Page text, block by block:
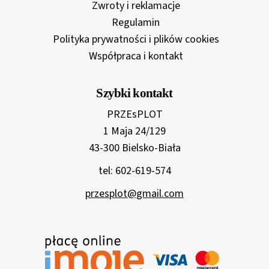
Zwroty i reklamacje
Regulamin
Polityka prywatności i plików cookies
Współpraca i kontakt
Szybki kontakt
PRZEsPLOT
1 Maja 24/129
43-300 Bielsko-Biała
tel: 602-619-574
przesplot@gmail.com